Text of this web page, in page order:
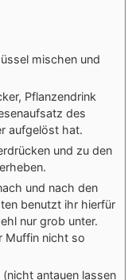
mischen und
Pflanzendrink
des
aufgelöst hat.
und zu den
und nach den
benutzt ihr hierfür
nur grob unter.
Muffin nicht so
antauen lassen